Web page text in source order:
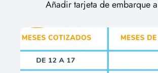
Añadir tarjeta de embarque